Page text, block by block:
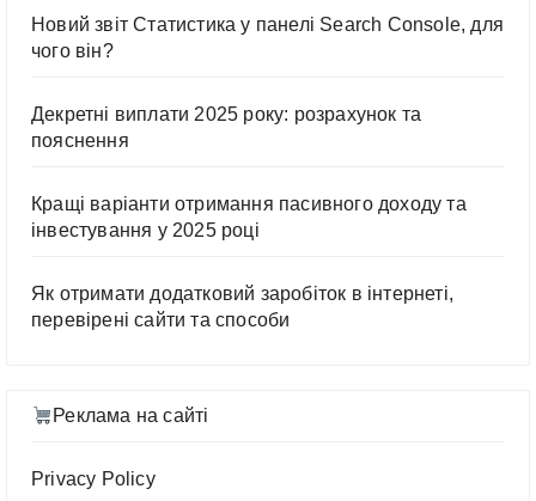
Новий звіт Статистика у панелі Search Console, для
чого він?
Декретні виплати 2025 року: розрахунок та
пояснення
Кращі варіанти отримання пасивного доходу та
інвестування у 2025 році
Як отримати додатковий заробіток в інтернеті,
перевірені сайти та способи
Реклама на сайті
Privacy Policy